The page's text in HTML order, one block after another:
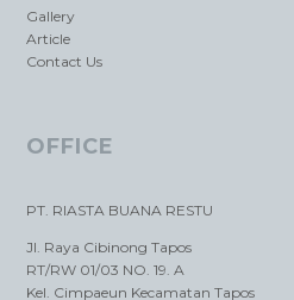
Gallery
Article
Contact Us
OFFICE
PT. RIASTA BUANA RESTU
Jl. Raya Cibinong Tapos
RT/RW 01/03 NO. 19. A
Kel. Cimpaeun Kecamatan Tapos